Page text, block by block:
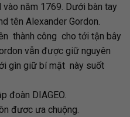
vào năm 1769. Dưới bàn tay
tên Alexander Gordon.
thành công cho tới tận bây
vẫn được giữ nguyên
gìn giữ bí mật này suốt
đoàn DIAGEO.
đươc ưa chuộng.